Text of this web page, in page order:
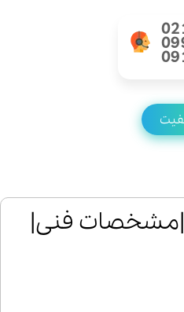
خرید رولبرینگ مخروطی31314|مشخصات فنی|